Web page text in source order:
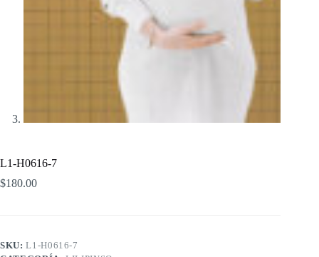
L1-H0616-7
$180.00
SKU:L1-H0616-7